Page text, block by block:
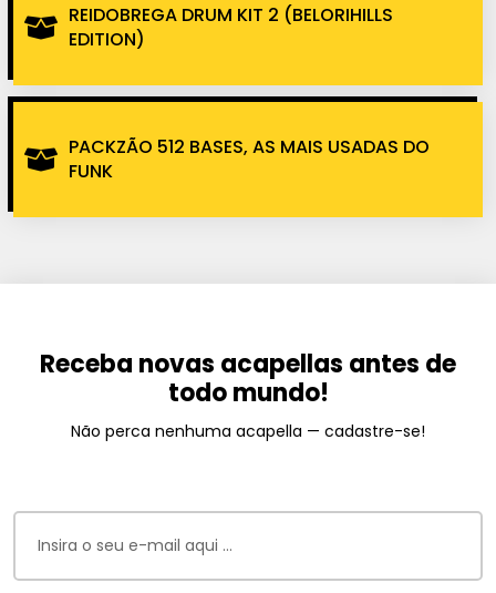
REIDOBREGA DRUM KIT 2 (BELORIHILLS
EDITION)
PACKZÃO 512 BASES, AS MAIS USADAS DO
FUNK
Receba novas acapellas antes de
todo mundo!
Não perca nenhuma acapella — cadastre-se!